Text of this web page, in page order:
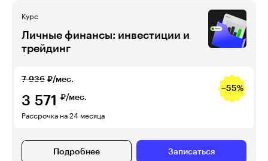
Курс
Личные финансы: инвестиции и
трейдинг
7 936 ₽/мес.
−55%
3 571 ₽/мес.
Рассрочка на 24 месяца
Подробнее Записаться